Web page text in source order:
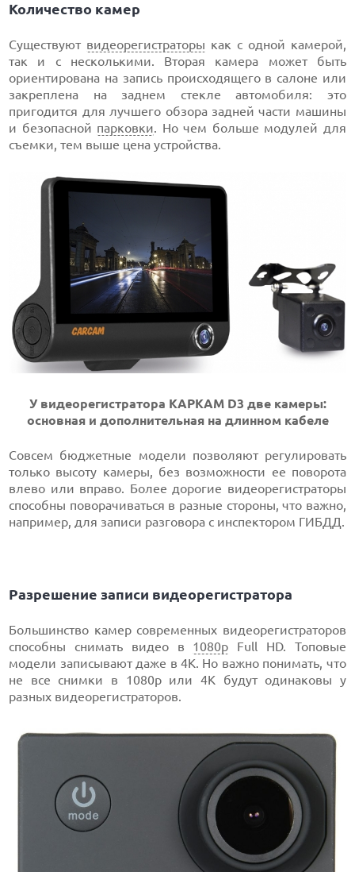
Количество камер
Существуют видеорегистраторы как с одной камерой,
так и с несколькими. Вторая камера может быть
ориентирована на запись происходящего в салоне или
закреплена на заднем стекле автомобиля: это
пригодится для лучшего обзора задней части машины
и безопасной парковки. Но чем больше модулей для
съемки, тем выше цена устройства.
У видеорегистратора KAPKAM D3 две камеры:
основная и дополнительная на длинном кабеле
Совсем бюджетные модели позволяют регулировать
только высоту камеры, без возможности ее поворота
влево или вправо. Более дорогие видеорегистраторы
способны поворачиваться в разные стороны, что важно,
например, для записи разговора с инспектором ГИБДД.
Разрешение записи видеорегистратора
Большинство камер современных видеорегистраторов
способны снимать видео в 1080p Full HD. Топовые
модели записывают даже в 4К. Но важно понимать, что
не все снимки в 1080p или 4К будут одинаковы у
разных видеорегистраторов.